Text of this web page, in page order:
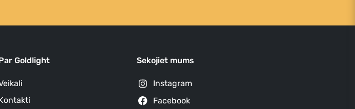
Goldlight Sekojiet mums
Instagram
Facebook